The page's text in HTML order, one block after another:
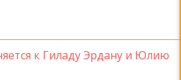
к Гиладу Эрдану и Юлию